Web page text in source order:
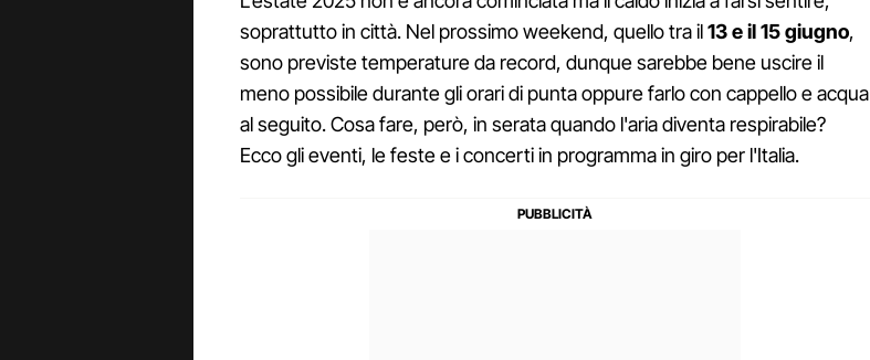
soprattutto in città. Nel prossimo weekend, quello tra il13 e il 15 giugno,
sono previste temperature da record, dunque sarebbe bene uscire il
meno possibile durante gli orari di punta oppure farlo con cappello e acqua
al seguito. Cosa fare, però, in serata quando l'aria diventa respirabile?
Ecco gli eventi, le feste e i concerti in programma in giro per l'Italia.